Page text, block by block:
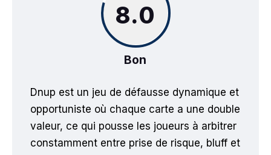
8.0
Bon
Dnup est un jeu de défausse dynamique et
opportuniste où chaque carte a une double
valeur, ce qui pousse les joueurs à arbitrer
constamment entre prise de risque, bluff et